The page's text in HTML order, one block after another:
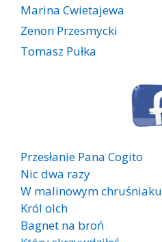
Marina Cwietajewa
Zenon Przesmycki
Tomasz Pułka
Przesłanie Pana Cogito
Nic dwa razy
W malinowym chruśniaku
Król olch
Bagnet na broń